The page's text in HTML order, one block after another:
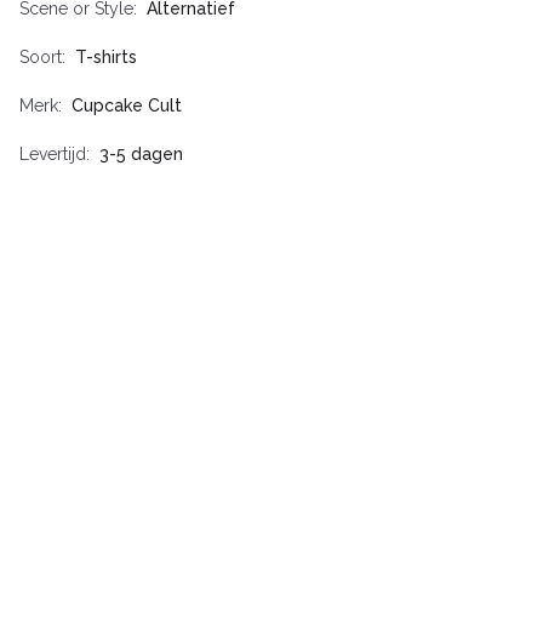
Scene or Style Alternatief
Soort T-shirts
Merk Cupcake Cult
Levertijd 3-5 dagen